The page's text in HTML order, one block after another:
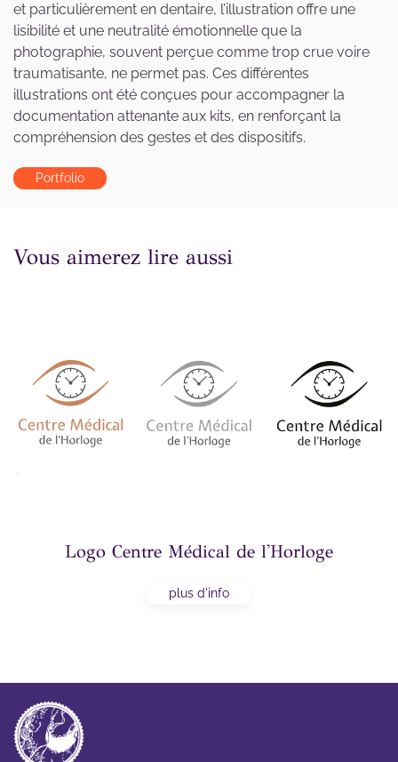
et particulièrement en dentaire, l’illustration offre une
lisibilité et une neutralité émotionnelle que la
photographie, souvent perçue comme trop crue voire
traumatisante, ne permet pas. Ces différentes
illustrations ont été conçues pour accompagner la
documentation attenante aux kits, en renforçant la
compréhension des gestes et des dispositifs.
Portfolio
Vous aimerez lire aussi
Logo Centre Médical de l'Horloge
plus d'info